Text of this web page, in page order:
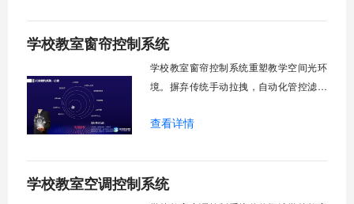
生视力健康，营造舒适教学环境。节能减
排效果显著，延长窗帘使用寿命，降低学
学校教室窗帘控制系统
学校教室窗帘控制系统重塑教学空间光环
境。摒弃传统手动拉拽，自动化管控滤除
足，节能降耗。精准适配多媒体教学、考
能智慧校园生态升级。智能光感调节1. 动
态光照追踪实时捕捉室外照度参数。光照
查看详情
学校教室空调控制系统